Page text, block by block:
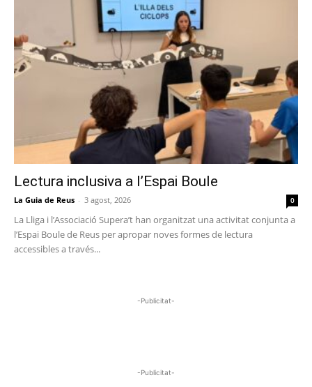
Lectura inclusiva a l’Espai Boule
La Guia de Reus - 3 agost, 2026 0
La Lliga i l’Associació Supera’t han organitzat una activitat conjunta a
l’Espai Boule de Reus per apropar noves formes de lectura
accessibles a través...
-Publicitat-
-Publicitat-